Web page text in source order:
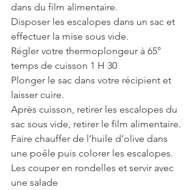
dans du film alimentaire.
Disposer les escalopes dans un sac et
effectuer la mise sous vide.
Régler votre thermoplongeur à 65°
temps de cuisson 1 H 30
Plonger le sac dans votre récipient et
laisser cuire.
Après cuisson, retirer les escalopes du
sac sous vide, retirer le film alimentaire.
Faire chauffer de l’huile d’olive dans
une poêle puis colorer les escalopes.
Les couper en rondelles et servir avec
une salade